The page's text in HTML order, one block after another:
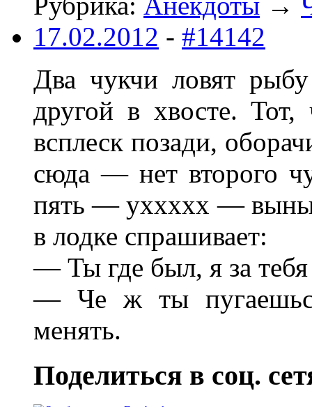
17.02.2012 - #14142
Два чукчи ловят
другой в хвосте.
всплеск позади,
сюда — нет второго
пять — уххххх —
в лодке спрашивает:
— Ты где был, я за тебя
— Че ж ты
менять.
Поделиться в соц.